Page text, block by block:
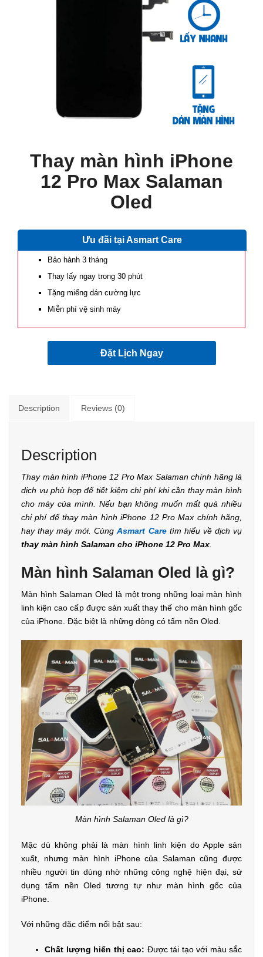
Thay màn hình iPhone
12 Pro Max Salaman
Oled
Ưu đãi tại Asmart Care
Bảo hành 3 tháng
Thay lấy ngay trong 30 phút
Tặng miếng dán cường lực
Miễn phí vệ sinh máy
Đặt Lịch Ngay
Description Reviews (0)
Description
Thay màn hình iPhone 12 Pro Max Salaman chính hãng là
dịch vụ phù hợp để tiết kiệm chi phí khi cần thay màn hình
cho máy của mình. Nếu bạn không muốn mất quá nhiều
chi phí để thay màn hình iPhone 12 Pro Max chính hãng,
hay thay máy mới. CùngAsmart Caretìm hiểu về dịch vụ
thay màn hình Salaman cho iPhone 12 Pro Max.
Màn hình Salaman Oled là gì?
Màn hình Salaman Oled là một trong những loại màn hình
linh kiện cao cấp được sản xuất thay thế cho màn hình gốc
của iPhone. Đặc biệt là những dòng có tấm nền Oled.
Màn hình Salaman Oled là gì?
Mặc dù không phải là màn hình linh kiện do Apple sản
xuất, nhưng màn hình iPhone của Salaman cũng được
nhiều người tin dùng nhờ những công nghệ hiện đại, sử
dụng tấm nền Oled tương tự như màn hình gốc của
iPhone.
Với những đặc điểm nổi bật sau:
Chất lượng hiển thị cao: Được tái tạo với màu sắc